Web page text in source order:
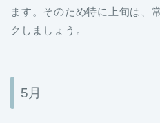
ます。そのため特に上旬は、
クしましょう。
5月